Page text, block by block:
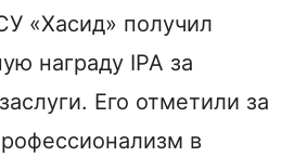
«Хасид» получил
награду IPA за
Его отметили за
в